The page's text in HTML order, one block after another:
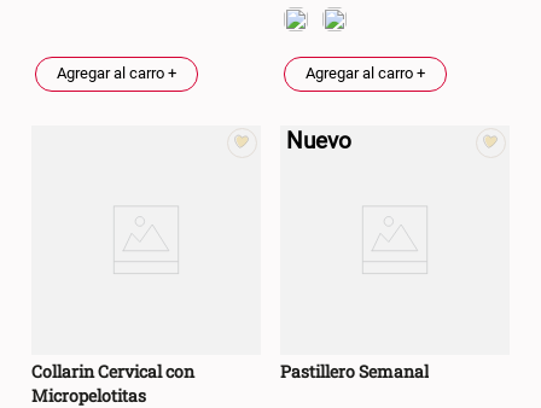
15,7x22,2x33,3 cm
S/ 35.90
Agregar al carro + Agregar al carro +
Collarin Cervical con
Micropelotitas
Nuevo
Pastillero Semanal